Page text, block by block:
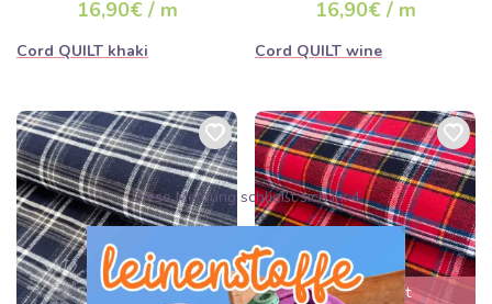
16,90€ / m
Cord QUILT khaki
16,90€ / m
Cord QUILT wine
Sehr gefragt
Diese Meldung schließt sich in:3